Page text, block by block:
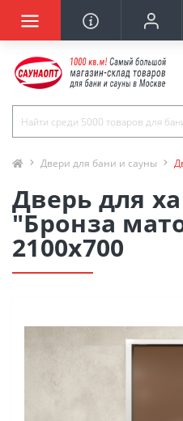
Двери для бани и сауны
Дверь для
"Бронза
2100х700